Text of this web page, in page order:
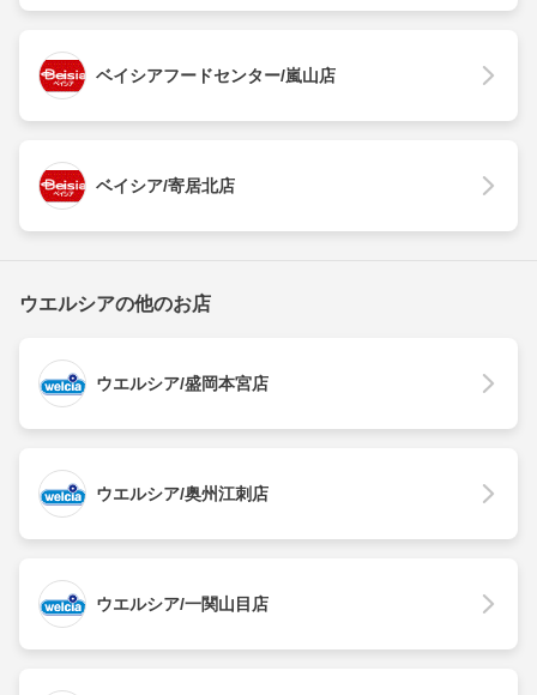
ベイシアフードセンター/嵐山店
ベイシア/寄居北店
ウエルシアの他のお店
ウエルシア/盛岡本宮店
ウエルシア/奥州江刺店
ウエルシア/一関山目店